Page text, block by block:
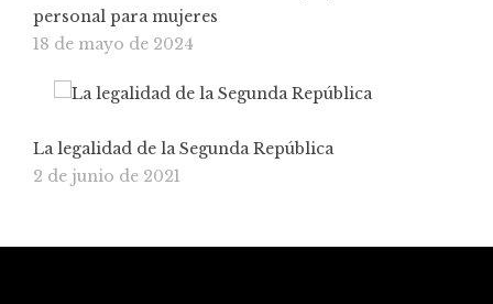
personal para mujeres
18 de mayo de 2024
La legalidad de la Segunda República
2 de junio de 2021